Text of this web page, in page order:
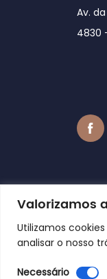
Valorizamos
Utilizamos
analisar o nosso
Necessário
Av.
4830